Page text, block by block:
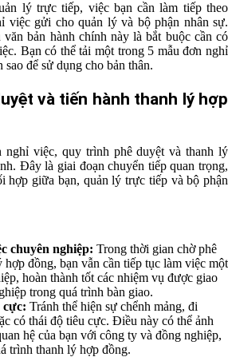
lý trực tiếp, việc bạn cần làm tiếp theo
việc gửi cho quản lý và bộ phận nhân sự.
bản hành chính này là bắt buộc cần có
Bạn có thể tải một trong 5 mẫu đơn nghỉ
để sử dụng cho bản thân.
và tiến hành thanh lý hợp
nghỉ việc, quy trình phê duyệt và thanh lý
Đây là giai đoạn chuyển tiếp quan trọng,
hợp giữa bạn, quản lý trực tiếp và bộ phận
chuyên nghiệp: Trong thời gian chờ phê
hợp đồng, bạn vẫn cần tiếp tục làm việc một
hoàn thành tốt các nhiệm vụ được giao
trong quá trình bàn giao.
cực: Tránh thể hiện sự chểnh mảng, đi
có thái độ tiêu cực. Điều này có thể ảnh
hệ của bạn với công ty và đồng nghiệp,
trình thanh lý hợp đồng.